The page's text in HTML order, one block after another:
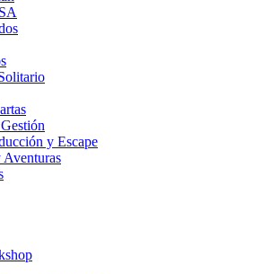
y Escape